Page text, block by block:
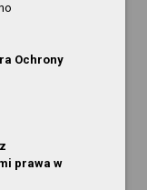
Ochrony
prawa w